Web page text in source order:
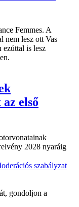
Femmes. A
nem lesz ott Vas
ezúttal is lesz
első
2028 nyaráig
szabályzat
gondoljon a